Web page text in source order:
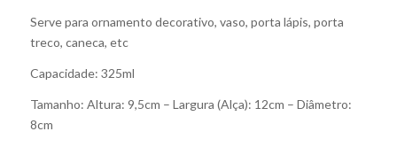
Serve para ornamento decorativo, vaso, porta lápis, porta
treco, caneca, etc
Capacidade: 325ml
Tamanho: Altura: 9,5cm – Largura (Alça): 12cm – Diâmetro:
8cm